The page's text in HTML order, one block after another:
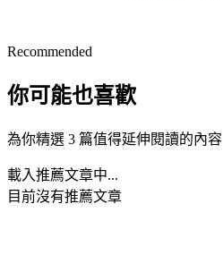
Recommended
你可能也喜歡
為你精選 3 篇值得延伸閱讀的內容
載入推薦文章中...
目前沒有推薦文章